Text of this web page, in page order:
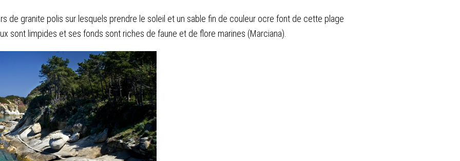
de granite polis sur lesquels prendre le soleil et un sable fin de couleur ocre font de cette plage
sont limpides et ses fonds sont riches de faune et de flore marines (Marciana).